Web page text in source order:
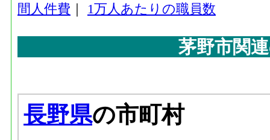
間人件費 ｜ 1万人あたりの職員数
茅野市関